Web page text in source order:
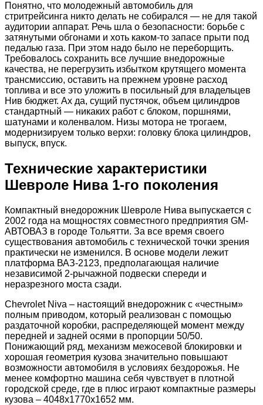
Понятно, что молодежный автомобиль для
стритрейсинга никто делать не собирался — не для такой
аудитории аппарат. Речь шла о безопасности: борьбе с
затянутыми обгонами и хоть каком-то запасе прыти под
педалью газа. При этом надо было не переборщить.
Требовалось сохранить все лучшие внедорожные
качества, не перегрузить избытком крутящего момента
трансмиссию, оставить на прежнем уровне расход
топлива и все это уложить в посильный для владельцев
Нив бюджет. Ах да, сущий пустячок, объем цилиндров
стандартный — никаких работ с блоком, поршнями,
шатунами и коленвалом. Низы мотора не трогаем,
модернизируем только верхи: головку блока цилиндров,
выпуск, впуск.
Технические характеристики
Шевроле Нива 1-го поколения
Компактный внедорожник Шевроле Нива выпускается с
2002 года на мощностях совместного предприятия GM-
АВТОВАЗ в городе Тольятти. За все время своего
существования автомобиль с технической точки зрения
практически не изменился. В основе модели лежит
платформа ВАЗ-2123, предполагающая наличие
независимой 2-рычажной подвески спереди и
неразрезного моста сзади.
Chevrolet Niva – настоящий внедорожник с «честным»
полным приводом, который реализован с помощью
раздаточной коробки, распределяющей момент между
передней и задней осями в пропорции 50/50.
Понижающий ряд, механизм межосевой блокировки и
хорошая геометрия кузова значительно повышают
возможности автомобиля в условиях бездорожья. Не
менее комфортно машина себя чувствует в плотной
городской среде, где в плюс играют компактные размеры
кузова – 4048х1770х1652 мм.